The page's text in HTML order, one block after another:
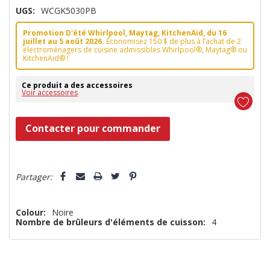
UGS: WCGK5030PB
Promotion D'été Whirlpool, Maytag, KitchenAid, du 16
juillet au 5 août 2026. Économisez 150 $ de plus à l’achat de 2
électroménagers de cuisine admissibles Whirlpool®, Maytag® ou
KitchenAid® !
Ce produit a des accessoires
Voir accessoires
Dépêchez-
vous!
n’en
plus
que
Contacter pour commander
Partager:
Colour:
Noire
Nombre de brûleurs d'éléments de cuisson:
4